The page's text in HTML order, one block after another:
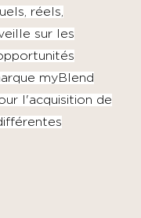
réels,
sur les
myBlend
l'acquisition de